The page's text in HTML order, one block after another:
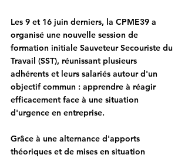
Les 9 et 16 juin derniers, la CPME39 a
organisé une nouvelle session de
formation initiale Sauveteur Secouriste du
Travail (SST), réunissant plusieurs
adhérents et leurs salariés autour d'un
objectif commun : apprendre à réagir
efficacement face à une situation
d'urgence en entreprise.
Grâce à une alternance d'apports
théoriques et de mises en situation